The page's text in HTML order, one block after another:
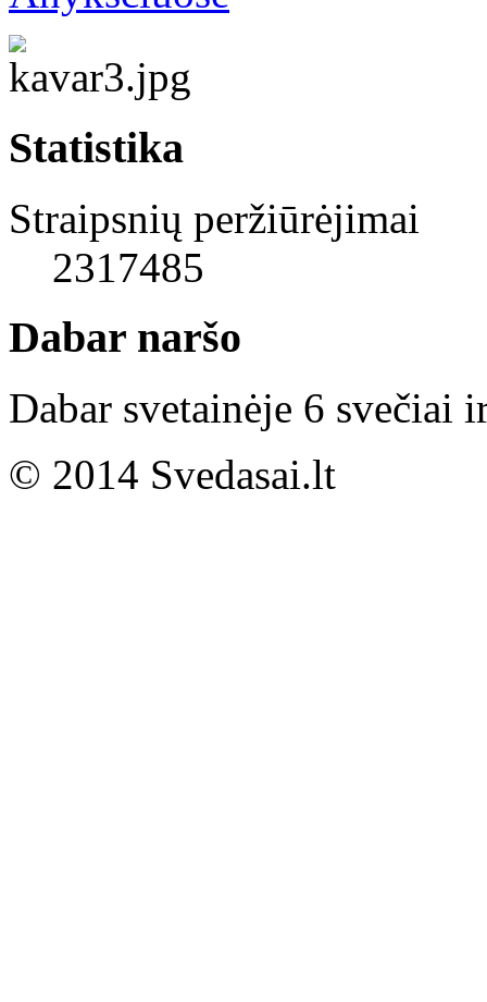
Statistika
Straipsnių peržiūrėjimai
2317485
Dabar naršo
Dabar svetainėje 6 svečiai
© 2014 Svedasai.lt